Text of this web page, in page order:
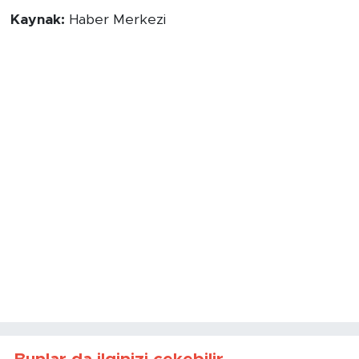
Kaynak: Haber Merkezi